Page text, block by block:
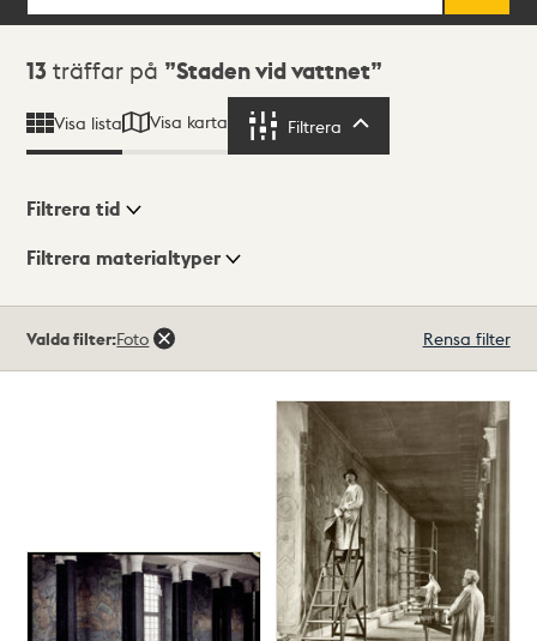
Sökresultat
13 träffar på Staden vid vattnet
Visa lista Visa karta Filtrera
Visningsläge
Filtrera tid
Filtrera materialtyper
träffar
Valda filter:Foto Rensa filter